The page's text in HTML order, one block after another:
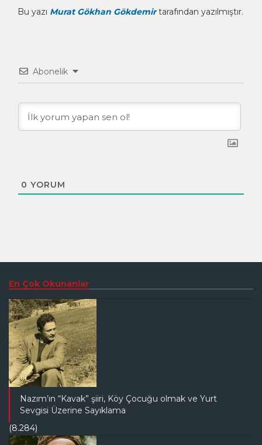
Bu yazı Murat Gökhan Gökdemirtarafından yazılmıştır.
Abonelik
0 YORUM
En Çok Okunanlar
Nazım’ın “Kavak” şiiri, Köy Çocuğu olmak ve Yurt
Sevgisi Üzerine Sayıklama
(8.284)